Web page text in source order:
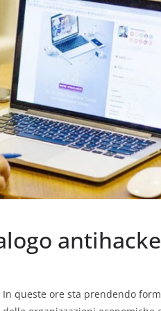
In queste ore sta prendendo
crescita
per
MODA E
I rifiuti
6 Agosto